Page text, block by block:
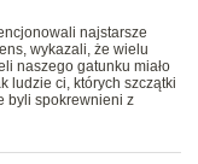
najstarsze
wykazali, że wielu
naszego gatunku miało
ludzie ci, których szczątki
byli spokrewnieni z